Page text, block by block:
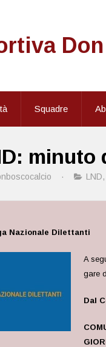
Squadre
minuto
· LND,
Nazionale Dilettanti
A
gare
Dal